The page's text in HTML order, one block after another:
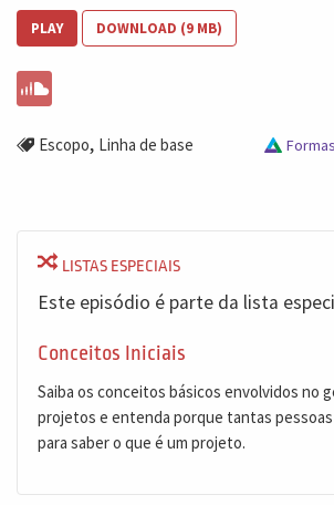
PLAY DOWNLOAD (9 MB)
Escopo, Linha de base Formas
LISTAS ESPECIAIS
Este episódio é parte da lista
Conceitos Iniciais
Saiba os conceitos básicos envolvidos no
projetos e entenda porque tantas
para saber o que é um projeto.